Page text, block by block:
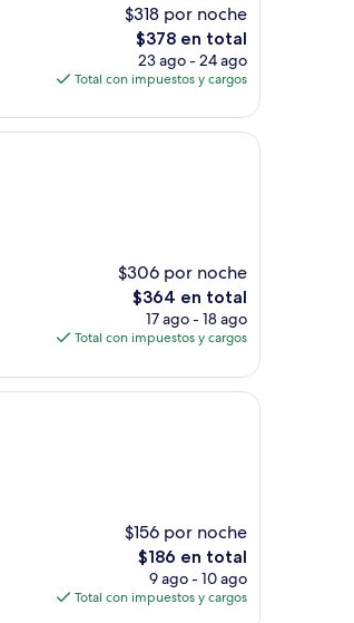
$318 por noche
El
precio
actual
de
$378
$378 en total
23 ago - 24 ago
Total con impuestos y cargos
$306 por noche
El
precio
actual
de
$364
$364 en total
17 ago - 18 ago
Total con impuestos y cargos
$156 por noche
El
precio
actual
$186 en total
9 ago - 10 ago
Total con impuestos y cargos